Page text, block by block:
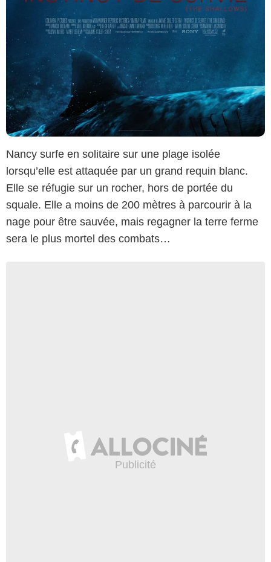
Nancy surfe en solitaire sur une plage isolée
lorsqu’elle est attaquée par un grand requin blanc.
Elle se réfugie sur un rocher, hors de portée du
squale. Elle a moins de 200 mètres à parcourir à la
nage pour être sauvée, mais regagner la terre ferme
sera le plus mortel des combats…